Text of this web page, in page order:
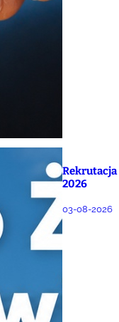
Rekrutacja
2026
03-08-2026